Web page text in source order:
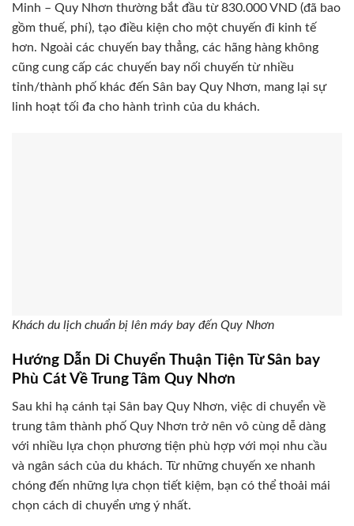
Minh – Quy Nhơn thường bắt đầu từ 830.000 VND (đã bao
gồm thuế, phí), tạo điều kiện cho một chuyến đi kinh tế
hơn. Ngoài các chuyến bay thẳng, các hãng hàng không
cũng cung cấp các chuyến bay nối chuyến từ nhiều
tỉnh/thành phố khác đến Sân bay Quy Nhơn, mang lại sự
linh hoạt tối đa cho hành trình của du khách.
Khách du lịch chuẩn bị lên máy bay đến Quy Nhơn
Hướng Dẫn Di Chuyển Thuận Tiện Từ Sân bay
Phù Cát Về Trung Tâm Quy Nhơn
Sau khi hạ cánh tại Sân bay Quy Nhơn, việc di chuyển về
trung tâm thành phố Quy Nhơn trở nên vô cùng dễ dàng
với nhiều lựa chọn phương tiện phù hợp với mọi nhu cầu
và ngân sách của du khách. Từ những chuyến xe nhanh
chóng đến những lựa chọn tiết kiệm, bạn có thể thoải mái
chọn cách di chuyển ưng ý nhất.